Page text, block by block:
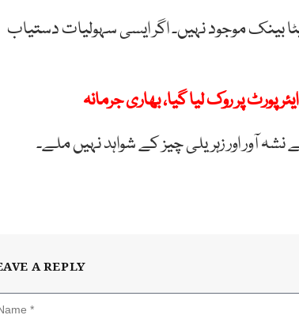
بینک موجود نہیں۔ اگر ایسی سہولیات دستیاب
پر روک لیا گیا، بھاری جرمانہ
آور اور زہریلی چیز کے شواہد نہیں ملے۔
A REPLY